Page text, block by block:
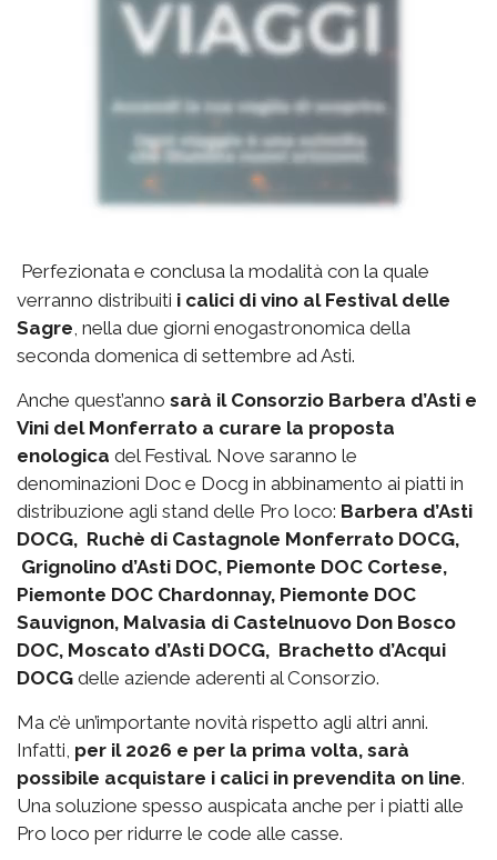
Perfezionata e conclusa la modalità con la quale
verranno distribuiti i calici di vino al Festival delle
Sagre , nella due giorni enogastronomica della
seconda domenica di settembre ad Asti.
Anche quest’anno sarà il Consorzio Barbera d’Asti e
Vini del Monferrato a curare la proposta
enologica del Festival. Nove saranno le
denominazioni Doc e Docg in abbinamento ai piatti in
distribuzione agli stand delle Pro loco: Barbera d’Asti
DOCG, Ruchè di Castagnole Monferrato DOCG,
Grignolino d’Asti DOC, Piemonte DOC Cortese,
Piemonte DOC Chardonnay, Piemonte DOC
Sauvignon, Malvasia di Castelnuovo Don Bosco
DOC, Moscato d’Asti DOCG, Brachetto d’Acqui
DOCG delle aziende aderenti al Consorzio.
Ma c’è un’importante novità rispetto agli altri anni.
Infatti, per il 2026 e per la prima volta, sarà
possibile acquistare i calici in prevendita on line.
Una soluzione spesso auspicata anche per i piatti alle
Pro loco per ridurre le code alle casse.